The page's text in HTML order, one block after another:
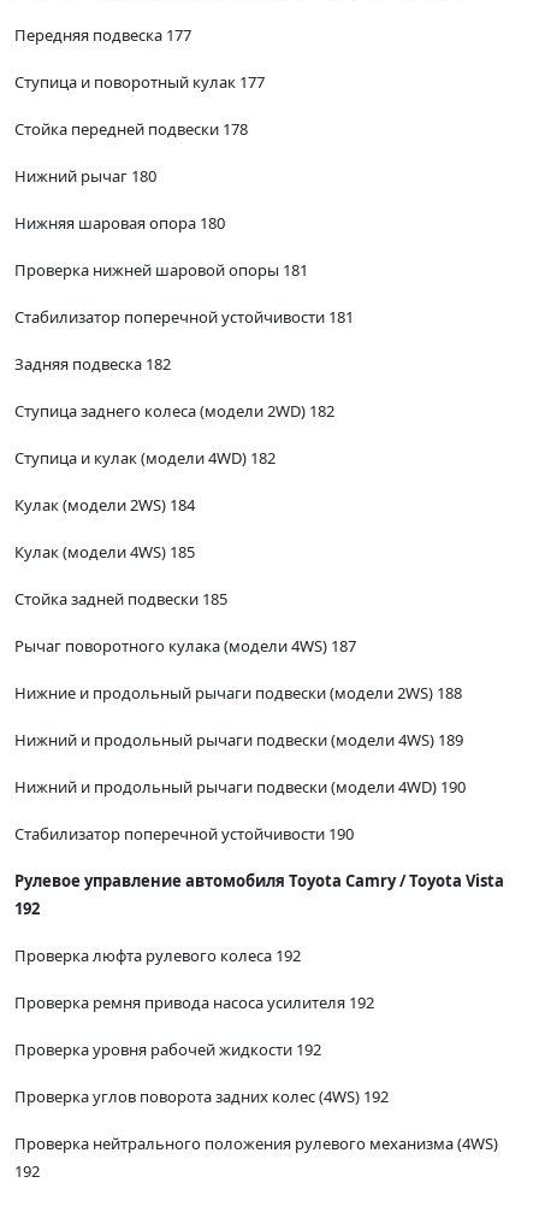
Передняя подвеска 177
Ступица и поворотный кулак 177
Стойка передней подвески 178
Нижний рычаг 180
Нижняя шаровая опора 180
Проверка нижней шаровой опоры 181
Стабилизатор поперечной устойчивости 181
Задняя подвеска 182
Ступица заднего колеса (модели 2WD) 182
Ступица и кулак (модели 4WD) 182
Кулак (модели 2WS) 184
Кулак (модели 4WS) 185
Стойка задней подвески 185
Рычаг поворотного кулака (модели 4WS) 187
Нижние и продольный рычаги подвески (модели 2WS) 188
Нижний и продольный рычаги подвески (модели 4WS) 189
Нижний и продольный рычаги подвески (модели 4WD) 190
Стабилизатор поперечной устойчивости 190
Рулевое управление автомобиля Toyota Camry / Toyota Vista
192
Проверка люфта рулевого колеса 192
Проверка ремня привода насоса усилителя 192
Проверка уровня рабочей жидкости 192
Проверка углов поворота задних колес (4WS) 192
Проверка нейтрального положения рулевого механизма (4WS)
192